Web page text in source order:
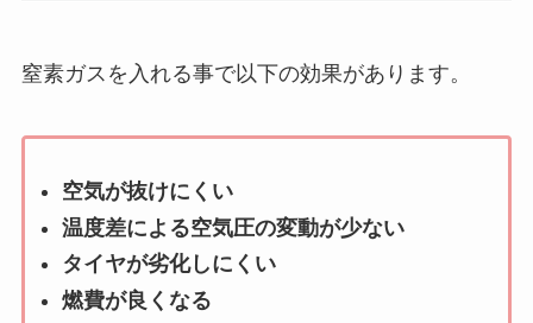
窒素ガスを入れる事で以下の効果があります。
空気が抜けにくい
温度差による空気圧の変動が少ない
タイヤが劣化しにくい
燃費が良くなる